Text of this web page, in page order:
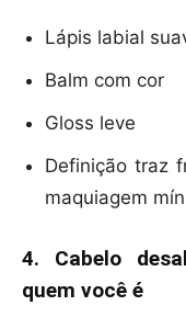
Lápis labial
Balm com cor
Gloss leve
Definição traz
maquiagem
4. Cabelo
quem você é